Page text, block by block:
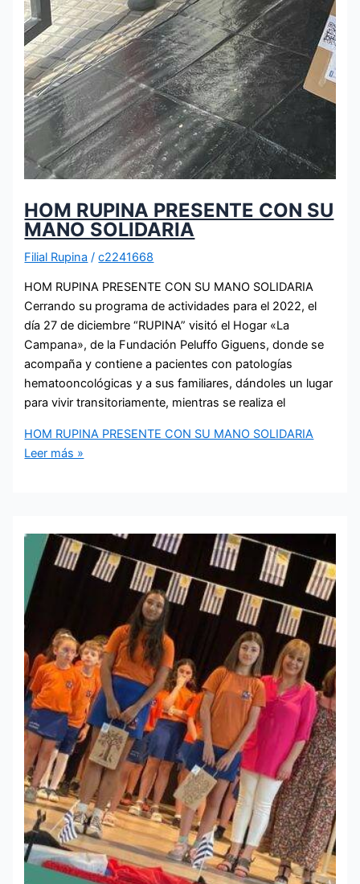
HOM RUPINA PRESENTE CON SU
MANO SOLIDARIA
Filial Rupina /c2241668
HOM RUPINA PRESENTE CON SU MANO SOLIDARIA
Cerrando su programa de actividades para el 2022, el
día 27 de diciembre “RUPINA” visitó el Hogar «La
Campana», de la Fundación Peluffo Giguens, donde se
acompaña y contiene a pacientes con patologías
hematooncológicas y a sus familiares, dándoles un lugar
para vivir transitoriamente, mientras se realiza el
HOM RUPINA PRESENTE CON SU MANO SOLIDARIA
Leer más »